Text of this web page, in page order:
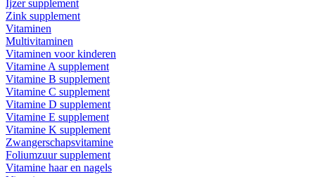
Ijzer supplement
Zink supplement
Vitaminen
Multivitaminen
Vitaminen voor kinderen
Vitamine A supplement
Vitamine B supplement
Vitamine C supplement
Vitamine D supplement
Vitamine E supplement
Vitamine K supplement
Zwangerschapsvitamine
Foliumzuur supplement
Vitamine haar en nagels